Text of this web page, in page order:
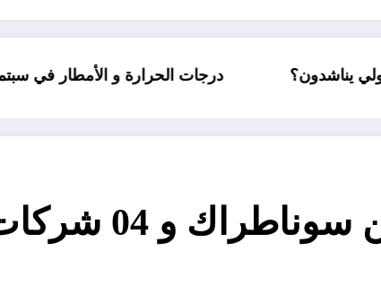
درجات الحرارة و الأمطار في سبتمبر 2026 في الجزائر
و 04 شركات طاقة أوروبية